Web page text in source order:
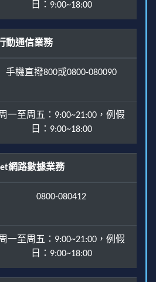
日：9:00~18:00
動通信業務
手機直撥800或0800-080090
一至周五：9:00~21:00，例假
日：9:00~18:00
網路數據業務
0800-080412
一至周五：9:00~21:00，例假
日：9:00~18:00